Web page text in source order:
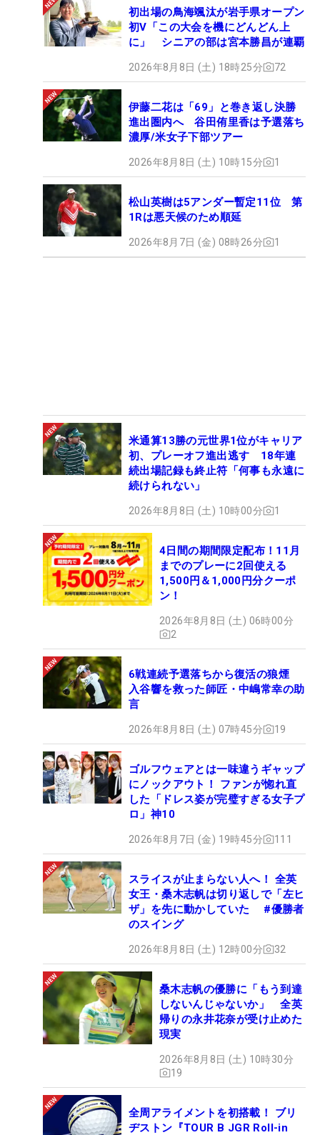
初出場の鳥海颯汰が岩手県オープン
初V「この大会を機にどんどん上
に」 シニアの部は宮本勝昌が連覇
2026年8月8日 (土) 18時25分 72
伊藤二花は「69」と巻き返し決勝
進出圏内へ 谷田侑里香は予選落ち
濃厚/米女子下部ツアー
2026年8月8日 (土) 10時15分 1
松山英樹は5アンダー暫定11位 第
1Rは悪天候のため順延
2026年8月7日 (金) 08時26分 1
米通算13勝の元世界1位がキャリア
初、プレーオフ進出逃す 18年連
続出場記録も終止符「何事も永遠に
続けられない」
2026年8月8日 (土) 10時00分 1
4日間の期間限定配布！11月
までのプレーに2回使える
1,500円＆1,000円分クーポ
ン！
2026年8月8日 (土) 06時00分
2
6戦連続予選落ちから復活の狼煙
入谷響を救った師匠・中嶋常幸の助
言
2026年8月8日 (土) 07時45分 19
ゴルフウェアとは一味違うギャップ
にノックアウト！ ファンが惚れ直
した「ドレス姿が完璧すぎる女子プ
ロ」神10
2026年8月7日 (金) 19時45分 111
スライスが止まらない人へ！ 全英
女王・桑木志帆は切り返しで「左ヒ
ザ」を先に動かしていた #優勝者
のスイング
2026年8月8日 (土) 12時00分 32
桑木志帆の優勝に「もう到達
しないんじゃないか」 全英
帰りの永井花奈が受け止めた
現実
2026年8月8日 (土) 10時30分
19
全周アライメントを初搭載！ ブリ
ヂストン『TOUR B JGR Roll-in